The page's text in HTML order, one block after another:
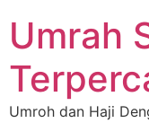
Umrah
Umroh dan Haji